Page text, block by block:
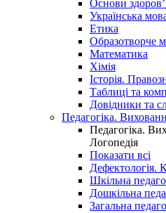
Основи
Українська
Етика
Образотворче
Математика
Хімія
Історія.
Таблиці та
Довідники та
Педагогіка.
Педагогіка.
Логопедія
Показати всі
Дефектологія.
Шкільна
Дошкільна
Загальна